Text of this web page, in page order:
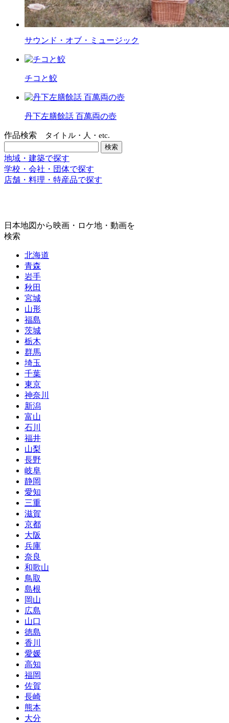
サウンド・オブ・ミュージック
チコと鮫
丹下左膳餘話 百萬両の壺
作品検索 タイトル・人・etc.
地域・建築で探す
学校・会社・団体で探す
店舗・料理・特産品で探す
日本地図から映画・ロケ地・動画を
検索
北海道
青森
岩手
秋田
宮城
山形
福島
茨城
栃木
群馬
埼玉
千葉
東京
神奈川
新潟
富山
石川
福井
山梨
長野
岐阜
静岡
愛知
三重
滋賀
京都
大阪
兵庫
奈良
和歌山
鳥取
島根
岡山
広島
山口
徳島
香川
愛媛
高知
福岡
佐賀
長崎
熊本
大分